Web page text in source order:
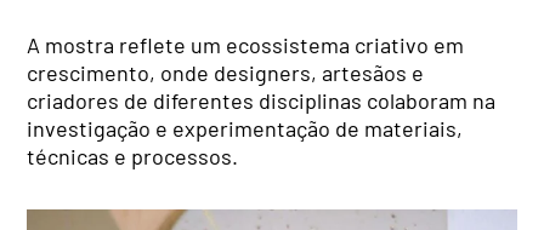
A mostra reflete um ecossistema criativo em
crescimento, onde designers, artesãos e
criadores de diferentes disciplinas colaboram na
investigação e experimentação de materiais,
técnicas e processos.